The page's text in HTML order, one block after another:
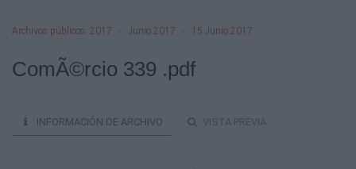
Archivos públicos: 2017 Junio 2017 15 Junio 2017
ComÃ©rcio 339 .pdf
INFORMACIÓN DE ARCHIVO VISTA PREVIA